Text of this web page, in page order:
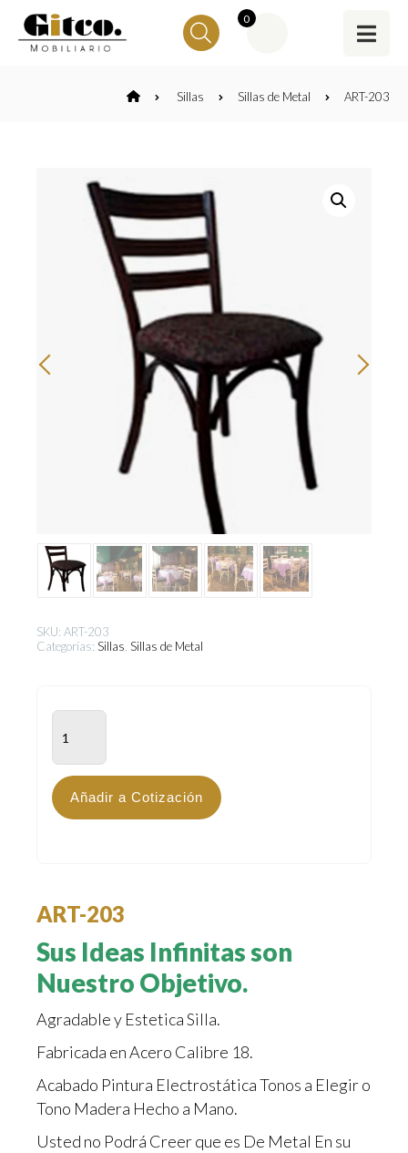
0
Sillas Sillas de Metal ART-203
SKU: ART-203
Categorías: Sillas Sillas de Metal
ART-203
Sus Ideas Infinitas son
Nuestro Objetivo.
Agradable y Estetica Silla.
Fabricada en Acero Calibre 18.
Acabado Pintura Electrostática Tonos a Elegir o
Tono Madera Hecho a Mano.
Usted no Podrá Creer que es De Metal En su
ART-
203
Añadir a Cotización